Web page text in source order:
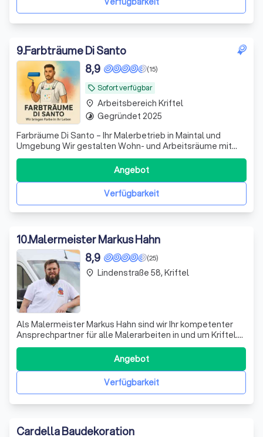
9.Farbträume Di Santo
local_offer Sofort verfügbar
(15)
8,9
Farbräume Di Santo – Ihr Malerbetrieb in Maintal und
Umgebung Wir gestalten Wohn- und Arbeitsräume mit
Leidenschaft, Präzision und Sinn für Farbe. Ob Innen- oder
Außenanstriche, Lackierarbeiten, Tapezierarbeiten oder
kreative Wandgestaltung – wir verbinden traditionelle
Handwerkskunst mit modernen T
Verfügbarkeit
Angebot
place Arbeitsbereich Kriftel
timelapse Gegründet 2025
10.Malermeister Markus Hahn
(25)
8,9
Als Malermeister Markus Hahn sind wir Ihr kompetenter
Ansprechpartner für alle Malerarbeiten in und um Kriftel.
Mit unserer langjährigen Erfahrung und unserem
handwerklichen Geschick sorgen wir für ein perfektes
Ergebnis, das Ihre Erwartungen übertrifft. Unser Angebot
umfasst sowohl Innen- als auch
Verfügbarkeit
Angebot
place Lindenstraße 58, Kriftel
Cardella Baudekoration